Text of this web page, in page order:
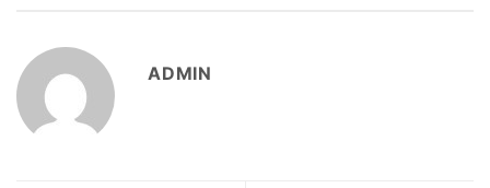
ADMIN